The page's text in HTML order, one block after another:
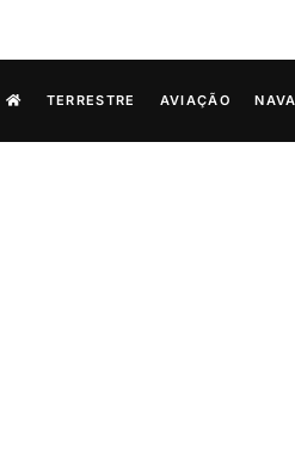
TERRESTRE AVIAÇÃO